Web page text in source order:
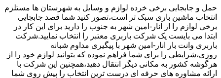
حمل و جابجایی برخی خرده لوازم و وسایل به شهرستان ها مستلزم
انتخاب ماشین باری سبک تر است،تصور کنید شما قصد جابجایی
برخی لوازم را از انار-امین شهر به جنوب را دارید برای این کار در
ابتدا می بایست یک شرکت باربری معتبر را انتخاب نمایید.شرکت
باربری وانت بار انار-امین شهر با پیگیری مداوم شبانه
روزی،شرایطی را برای شما فراهم نموده که بتوانید لوازم خود را از
هرگوشه کشور به مکانی دیگر انتقال دهید،همچنین این شرکت با
ارائه مشاوره های حرفه ای درست ترین انتخاب را پیش روی شما